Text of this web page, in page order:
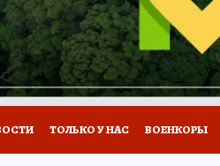
РЕКЛАМА ТЕСТЫ НОВОЕ
ТОЛЬКО У НАС ВОЕНКОРЫ